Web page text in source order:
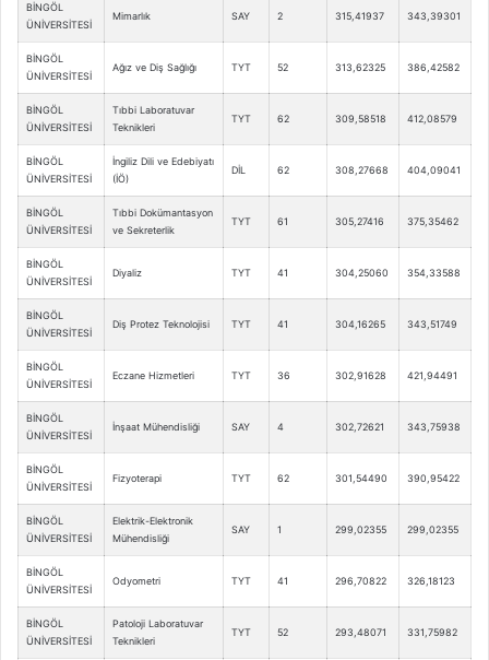
BİNGÖL
ÜNİVERSİTESİ
Mimarlık SAY 2 315,41937 343,39301
BİNGÖL
ÜNİVERSİTESİ
Ağız ve Diş Sağlığı TYT 52 313,62325 386,42582
BİNGÖL
ÜNİVERSİTESİ
Tıbbi Laboratuvar
Teknikleri
TYT 62 309,58518 412,08579
BİNGÖL
ÜNİVERSİTESİ
İngiliz Dili ve Edebiyatı
(İÖ)
DİL 62 308,27668 404,09041
BİNGÖL
ÜNİVERSİTESİ
Tıbbi Dokümantasyon
ve Sekreterlik
TYT 61 305,27416 375,35462
BİNGÖL
ÜNİVERSİTESİ
Diyaliz TYT 41 304,25060 354,33588
BİNGÖL
ÜNİVERSİTESİ
Diş Protez Teknolojisi TYT 41 304,16265 343,51749
BİNGÖL
ÜNİVERSİTESİ
Eczane Hizmetleri TYT 36 302,91628 421,94491
BİNGÖL
ÜNİVERSİTESİ
İnşaat Mühendisliği SAY 4 302,72621 343,75938
BİNGÖL
ÜNİVERSİTESİ
Fizyoterapi TYT 62 301,54490 390,95422
BİNGÖL
ÜNİVERSİTESİ
Elektrik-Elektronik
Mühendisliği
SAY 1 299,02355 299,02355
BİNGÖL
ÜNİVERSİTESİ
Odyometri TYT 41 296,70822 326,18123
BİNGÖL
ÜNİVERSİTESİ
Patoloji Laboratuvar
Teknikleri
TYT 52 293,48071 331,75982